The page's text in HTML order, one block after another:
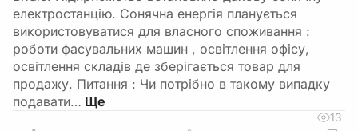
електростанцію. Сонячна енергія планується
використовуватися для власного споживання :
роботи фасувальних машин , освітлення офісу,
освітлення складів де зберігається товар для
продажу. Питання : Чи потрібно в такому випадку
подавати…
13